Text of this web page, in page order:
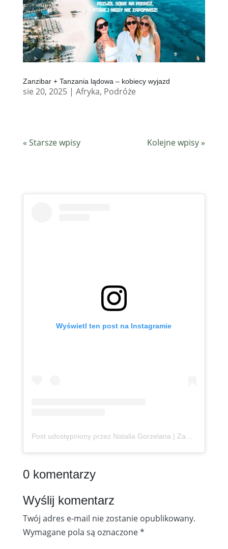
Zanzibar + Tanzania lądowa – kobiecy wyjazd
sie 20, 2025| Afryka, Podróże
« Starsze wpisy Kolejne wpisy »
Wyświetl ten post na Instagramie
0 komentarzy
Wyślij komentarz
Twój adres e-mail nie zostanie opublikowany.
Wymagane pola są oznaczone*